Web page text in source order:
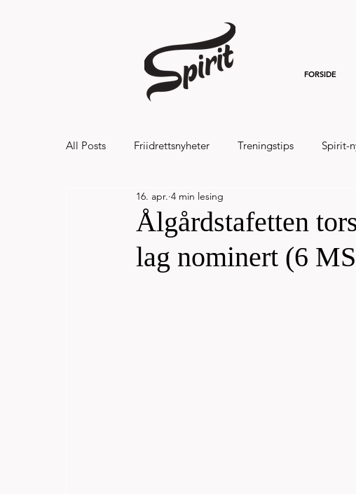
FORSIDE
All Posts Friidrettsnyheter Treningstips Spirit-
Hålandsvannet halvmaraton og 7km 20
Ålgårdstafetten
lag nominert (6
16. apr. 4 min lesing